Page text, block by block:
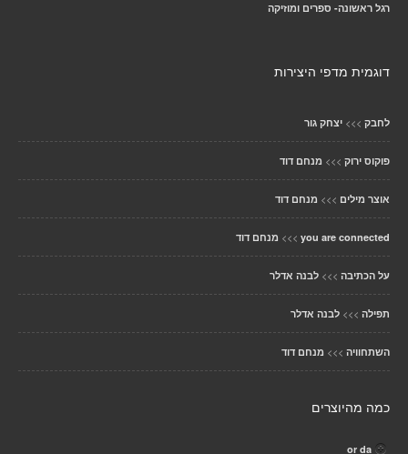
רגל ראשונה- ספרים ומוזיקה
דוגמית מדפי היצירות
לחבק >>> יצחק גור
פוקוס ירוק >>> מנחם דוד
אוצר מילים >>> מנחם דוד
you are connected
>>> מנחם דוד
על הכתיבה >>> לבנה אדלר
תפילה >>> לבנה אדלר
השתחוויה >>> מנחם דוד
כמה מהיוצרים
or da